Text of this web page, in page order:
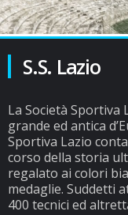
S.S. Lazio
La Società Sportiva
grande ed antica
Sportiva Lazio
corso della storia
regalato ai colori
medaglie. Suddetti
400 tecnici ed